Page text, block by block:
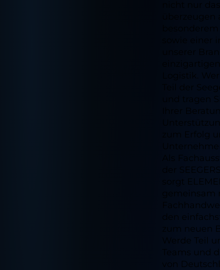
einzigartigen
Logistik.
Teil der
und tragen
Ihrer
zum Erfolg
Als
der
sorgt
den
zum neuen
Werde Teil
Teams und
von